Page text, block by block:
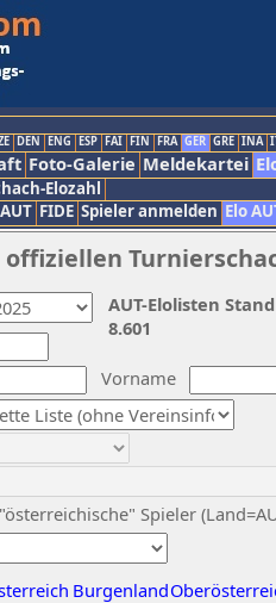
DEN ENG ESP FAI FIN FRA GER GRE INA
Foto-Galerie Meldekartei
Elozahl
FIDE Spieler anmelden Elo
Vorname
Spieler
Burgenland
AUT-Elolisten
8.601